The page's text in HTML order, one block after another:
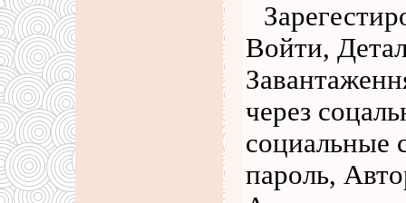
Войти,
через
социальные
пароль,